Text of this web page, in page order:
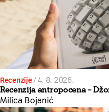
Recenzije/4. 8. 2026.
Recenzija antropocena –
Milica Bojanić